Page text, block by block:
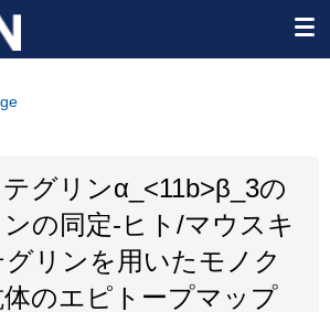
グリンα_<11b>β_3の
の同定-ヒト/マウスキ
リンを用いたモノク
のエピトープマップ